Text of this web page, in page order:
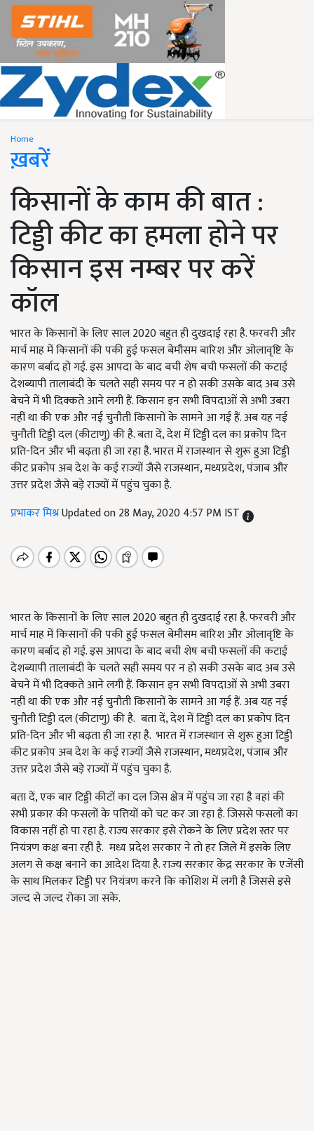
Home
ख़बरें
किसानों के काम की बात :
टिड्डी कीट का हमला होने पर
किसान इस नम्बर पर करें
कॉल
भारत के किसानों के लिए साल 2020 बहुत ही दुखदाई रहा है. फरवरी और
मार्च माह में किसानों की पकी हुई फसल बेमौसम बारिश और ओलावृष्टि के
कारण बर्बाद हो गई. इस आपदा के बाद बची शेष बची फसलों की कटाई
देशब्यापी तालाबंदी के चलते सही समय पर न हो सकी उसके बाद अब उसे
बेचने में भी दिक्कते आने लगी हैं. किसान इन सभी विपदाओं से अभी उबरा
नहीं था की एक और नई चुनौती किसानों के सामने आ गई हैं. अब यह नई
चुनौती टिड्डी दल (कीटाणु) की है. बता दें, देश में टिड्डी दल का प्रकोप दिन
प्रति-दिन और भी बढ़ता ही जा रहा है. भारत में राजस्थान से शुरू हुआ टिड्डी
कीट प्रकोप अब देश के कई राज्यों जैसे राजस्थान, मध्यप्रदेश, पंजाब और
उत्तर प्रदेश जैसे बड़े राज्यों में पहुंच चुका है.
प्रभाकर मिश्रUpdated on 28 May, 2020 4:57 PM IST
भारत के किसानों के लिए साल 2020 बहुत ही दुखदाई रहा है. फरवरी और
मार्च माह में किसानों की पकी हुई फसल बेमौसम बारिश और ओलावृष्टि के
कारण बर्बाद हो गई. इस आपदा के बाद बची शेष बची फसलों की कटाई
देशब्यापी तालाबंदी के चलते सही समय पर न हो सकी उसके बाद अब उसे
बेचने में भी दिक्कते आने लगी हैं. किसान इन सभी विपदाओं से अभी उबरा
नहीं था की एक और नई चुनौती किसानों के सामने आ गई हैं. अब यह नई
चुनौती टिड्डी दल (कीटाणु) की है. बता दें, देश में टिड्डी दल का प्रकोप दिन
प्रति-दिन और भी बढ़ता ही जा रहा है. भारत में राजस्थान से शुरू हुआ टिड्डी
कीट प्रकोप अब देश के कई राज्यों जैसे राजस्थान, मध्यप्रदेश, पंजाब और
उत्तर प्रदेश जैसे बड़े राज्यों में पहुंच चुका है.
बता दें, एक बार टिड्डी कीटों का दल जिस क्षेत्र में पहुंच जा रहा है वहां की
सभी प्रकार की फसलों के पत्तियों को चट कर जा रहा है. जिससे फसलों का
विकास नहीं हो पा रहा है. राज्य सरकार इसे रोकने के लिए प्रदेश स्तर पर
नियंत्रण कक्ष बना रहीं है. मध्य प्रदेश सरकार ने तो हर जिले में इसके लिए
अलग से कक्ष बनाने का आदेश दिया है. राज्य सरकार केंद्र सरकार के एजेंसी
के साथ मिलकर टिड्डी पर नियंत्रण करने कि कोशिश में लगी है जिससे इसे
जल्द से जल्द रोका जा सके.